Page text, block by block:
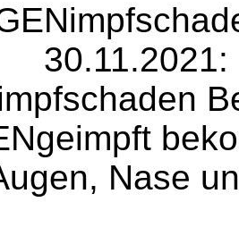
Nase